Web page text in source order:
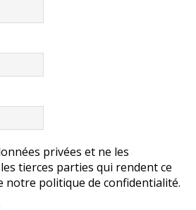
privées et ne les
tierces parties qui rendent ce
notre politique de confidentialité.